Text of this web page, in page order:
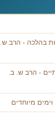
בהלכה - הרב ש.
- הרב ש. ב.
מיוחדים